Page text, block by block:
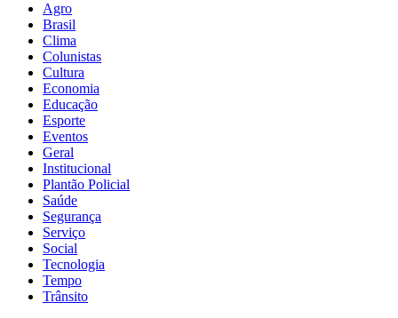
Agro
Brasil
Clima
Colunistas
Cultura
Economia
Educação
Esporte
Eventos
Geral
Institucional
Plantão Policial
Saúde
Segurança
Serviço
Social
Tecnologia
Tempo
Trânsito